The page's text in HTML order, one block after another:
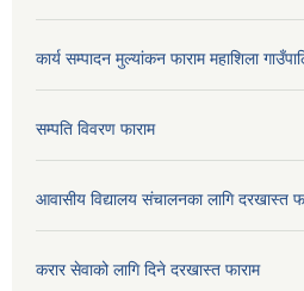
कार्य सम्पादन मुल्यांकन फाराम महाशिला
सम्पति विवरण फाराम
आवासीय विद्यालय संचालनका लागि दरखास्त
करार सेवाको लागि दिने दरखास्त फाराम